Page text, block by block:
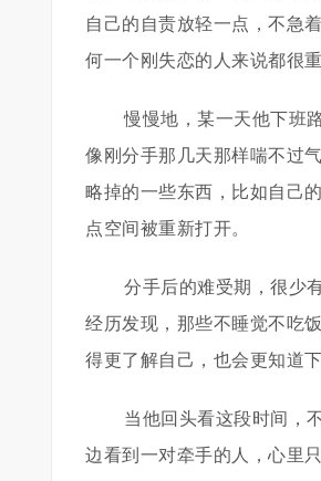
自己的自责放轻一点，不急
何一个刚失恋的人来说都很重
慢慢地，某一天他下班
像刚分手那几天那样喘不过
略掉的一些东西，比如自己
点空间被重新打开。
分手后的难受期，很少
经历发现，那些不睡觉不吃
得更了解自己，也会更知道
当他回头看这段时间，
边看到一对牵手的人，心里